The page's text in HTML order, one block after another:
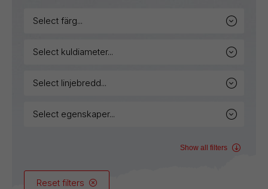
select färg...
select kuldiameter...
select linjebredd...
select egenskaper...
Show all filters
Reset filters